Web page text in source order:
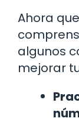
Ahora
algunos
mejorar